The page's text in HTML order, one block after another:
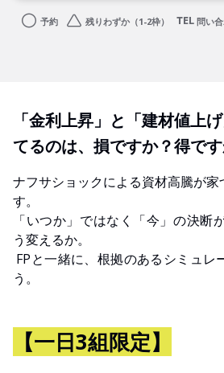
予約 残りわずか（1-2枠） 問い
「金利上昇」と「建材値上
てるのは、損ですか？得です
ナフサショックによる資材高騰が家
す。
「いつか」ではなく「今」の決断
う変えるか。
FPと一緒に、根拠のあるシミュレ
う。
【一日3組限定】